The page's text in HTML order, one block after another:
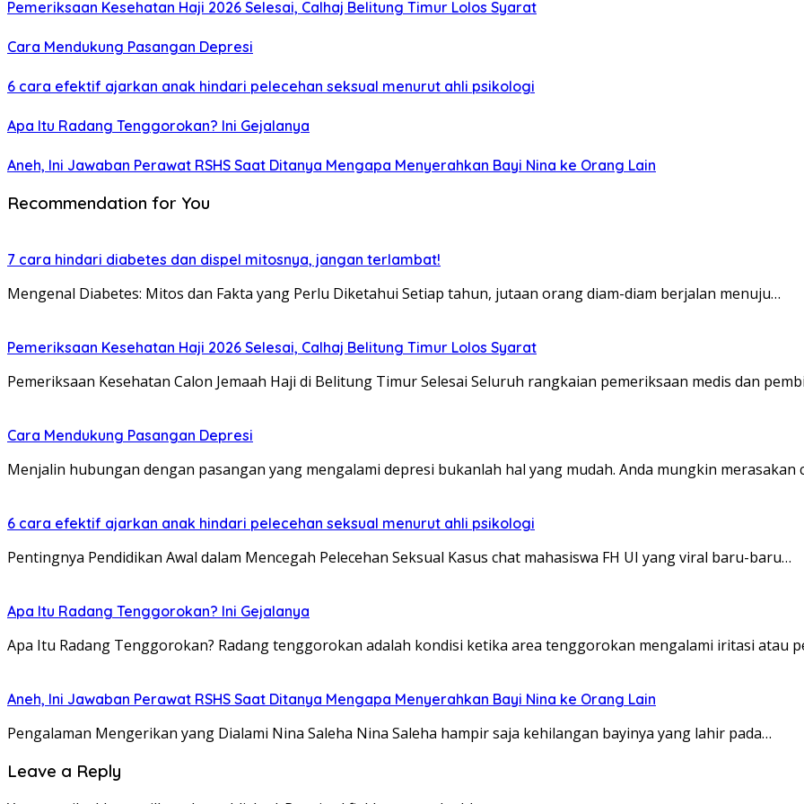
Pemeriksaan Kesehatan Haji 2026 Selesai, Calhaj Belitung Timur Lolos Syarat
Cara Mendukung Pasangan Depresi
6 cara efektif ajarkan anak hindari pelecehan seksual menurut ahli psikologi
Apa Itu Radang Tenggorokan? Ini Gejalanya
Aneh, Ini Jawaban Perawat RSHS Saat Ditanya Mengapa Menyerahkan Bayi Nina ke Orang Lain
Recommendation for You
7 cara hindari diabetes dan dispel mitosnya, jangan terlambat!
Mengenal Diabetes: Mitos dan Fakta yang Perlu Diketahui Setiap tahun, jutaan orang diam-diam berjalan menuju…
Pemeriksaan Kesehatan Haji 2026 Selesai, Calhaj Belitung Timur Lolos Syarat
Pemeriksaan Kesehatan Calon Jemaah Haji di Belitung Timur Selesai Seluruh rangkaian pemeriksaan medis dan
Cara Mendukung Pasangan Depresi
Menjalin hubungan dengan pasangan yang mengalami depresi bukanlah hal yang mudah. Anda mungkin merasakan
6 cara efektif ajarkan anak hindari pelecehan seksual menurut ahli psikologi
Pentingnya Pendidikan Awal dalam Mencegah Pelecehan Seksual Kasus chat mahasiswa FH UI yang viral baru-baru…
Apa Itu Radang Tenggorokan? Ini Gejalanya
Apa Itu Radang Tenggorokan? Radang tenggorokan adalah kondisi ketika area tenggorokan mengalami iritasi atau
Aneh, Ini Jawaban Perawat RSHS Saat Ditanya Mengapa Menyerahkan Bayi Nina ke Orang Lain
Pengalaman Mengerikan yang Dialami Nina Saleha Nina Saleha hampir saja kehilangan bayinya yang lahir pada…
Leave a Reply